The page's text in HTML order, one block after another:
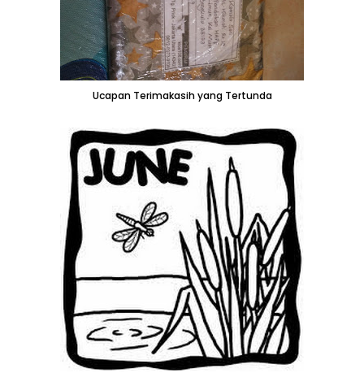
Ucapan Terimakasih yang Tertunda